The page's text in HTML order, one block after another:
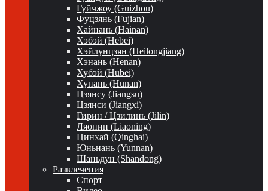
Гуйчжоу (Guizhou)
Фуцзянь (Fujian)
Хайнань (Hainan)
Хэбэй (Hebei)
Хэйлунцзян (Heilongjiang)
Хэнань (Henan)
Хубэй (Hubei)
Хунань (Hunan)
Цзянсу (Jiangsu)
Цзянси (Jiangxi)
Гирин / Цзилинь (Jilin)
Ляонин (Liaoning)
Цинхай (Qinghai)
Юньнань (Yunnan)
Шаньдун (Shandong)
Развлечения
Спорт